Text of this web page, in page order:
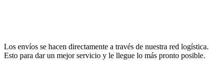
Los envíos se hacen directamente a través de nuestra red logística.
Esto para dar un mejor servicio y le llegue lo más pronto posible.